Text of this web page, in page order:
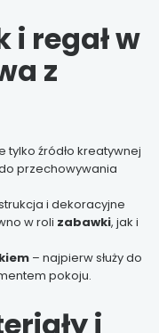
i regał w
z
tylko źródło kreatywnej
przechowywania
i dekoracyjne
w roli zabawki, jak i
– najpierw służy do
pokoju.
i